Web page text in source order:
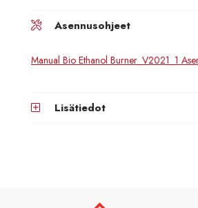
Asennusohjeet
Manual Bio Ethanol Burner_V2021_1
Lisätiedot